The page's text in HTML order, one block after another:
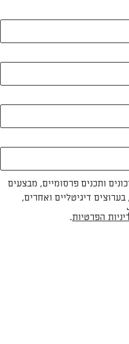
ותכנים פרסומיים, מבצעים
דיגיטליים ואחרים,
הפרטיות.